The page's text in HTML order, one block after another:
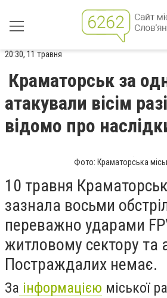
20:30, 11 травня
Краматорськ за
атакували вісім
відомо про
Фото: Краматорська
10 травня
зазнала восьми
переважно ударами
житловому сектору та
Постраждалих немає.
За інформацією міської